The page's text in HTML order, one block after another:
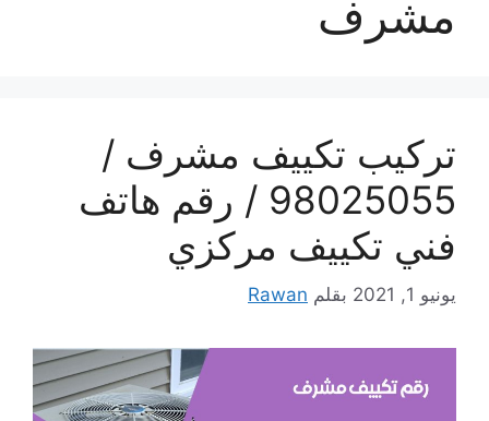
مشرف
تركيب تكييف مشرف /
98025055 / رقم هاتف
فني تكييف مركزي
يونيو 1, 2021 بقلم Rawan